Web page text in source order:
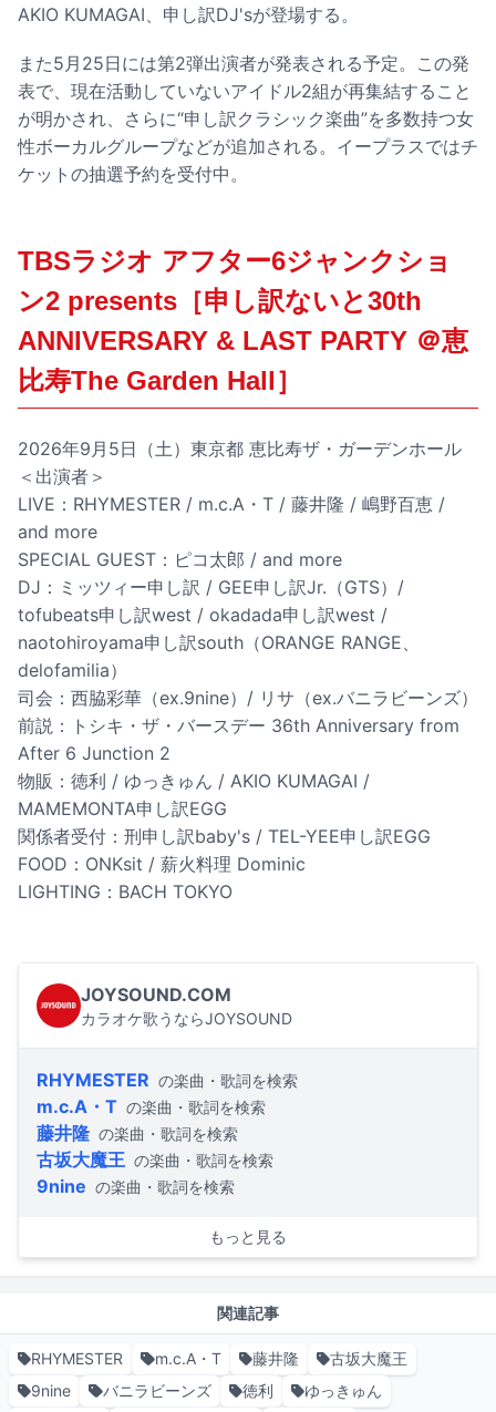
AKIO KUMAGAI、申し訳DJ'sが登場する。
また5月25日には第2弾出演者が発表される予定。この発
表で、現在活動していないアイドル2組が再集結すること
が明かされ、さらに“申し訳クラシック楽曲”を多数持つ女
性ボーカルグループなどが追加される。イープラスではチ
ケットの抽選予約を受付中。
TBSラジオ アフター6ジャンクショ
ン2 presents［申し訳ないと30th
ANNIVERSARY & LAST PARTY ＠恵
比寿The Garden Hall］
2026年9月5日（土）東京都 恵比寿ザ・ガーデンホール
＜出演者＞
LIVE：RHYMESTER / m.c.A・T / 藤井隆 / 嶋野百恵 /
and more
SPECIAL GUEST：ピコ太郎 / and more
DJ：ミッツィー申し訳 / GEE申し訳Jr.（GTS）/
tofubeats申し訳west / okadada申し訳west /
naotohiroyama申し訳south（ORANGE RANGE、
delofamilia）
司会：西脇彩華（ex.9nine）/ リサ（ex.バニラビーンズ）
前説：トシキ・ザ・バースデー 36th Anniversary from
After 6 Junction 2
物販：徳利 / ゆっきゅん / AKIO KUMAGAI /
MAMEMONTA申し訳EGG
関係者受付：刑申し訳baby's / TEL-YEE申し訳EGG
FOOD：ONKsit / 薪火料理 Dominic
LIGHTING：BACH TOKYO
JOYSOUND.COM
カラオケ歌うならJOYSOUND
RHYMESTER の楽曲・歌詞を検索
m.c.A・T の楽曲・歌詞を検索
藤井隆 の楽曲・歌詞を検索
古坂大魔王 の楽曲・歌詞を検索
9nine の楽曲・歌詞を検索
もっと見る
関連記事
RHYMESTER m.c.A・T 藤井隆
古坂大魔王
9nine
バニラビーンズ 徳利
ゆっきゅん